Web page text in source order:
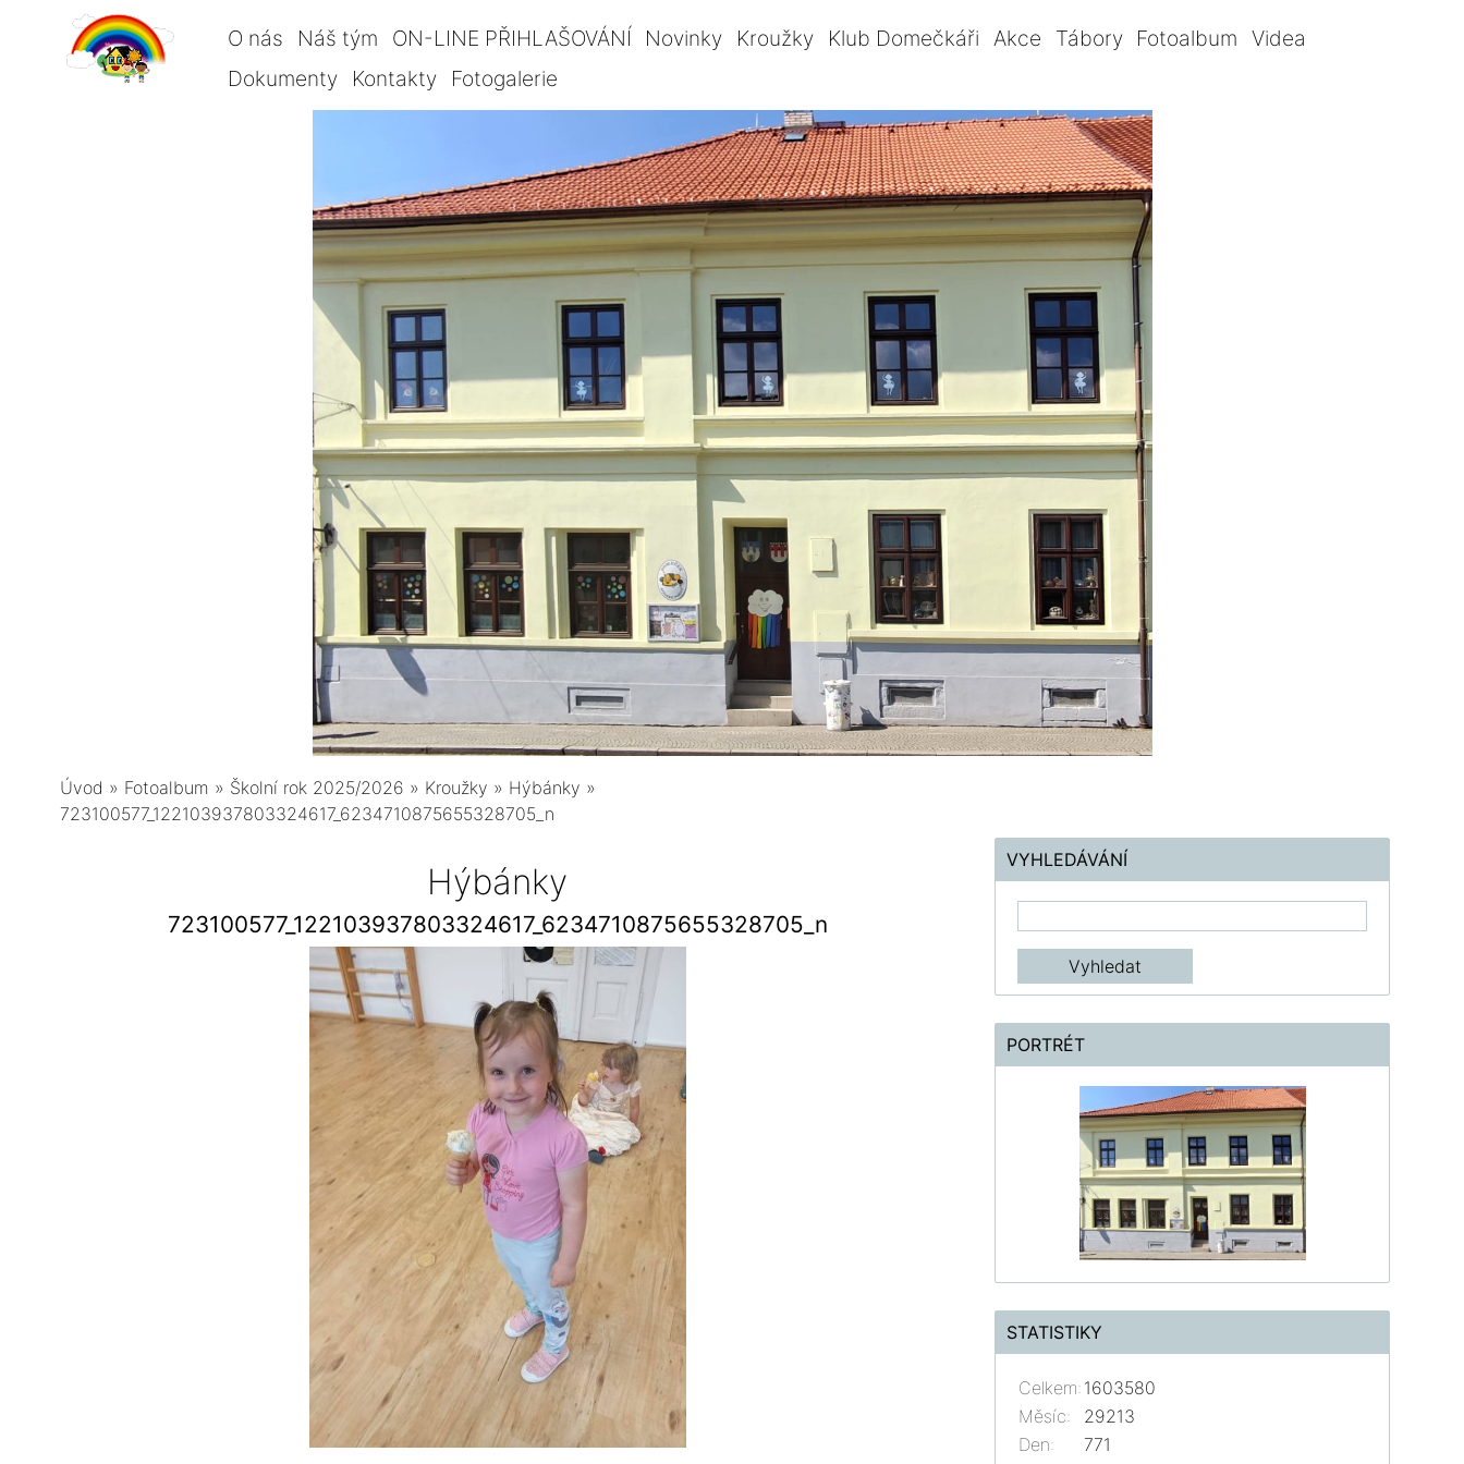
O nás Náš tým ON-LINE PŘIHLAŠOVÁNÍ Novinky Kroužky Klub Domečkáři Akce Tábory Fotoalbum Videa
Dokumenty
Kontakty Fotogalerie
Úvod » Fotoalbum » Školní rok 2025/2026 » Kroužky » Hýbánky »
723100577_122103937803324617_6234710875655328705_n
Hýbánky
723100577_122103937803324617_6234710875655328705_n
VYHLEDÁVÁNÍ
PORTRÉT
STATISTIKY
Celkem: 1603580
Měsíc:
29213
Den:
771